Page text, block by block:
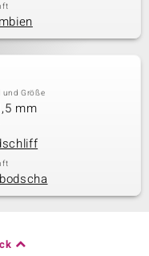
und Größe
mm